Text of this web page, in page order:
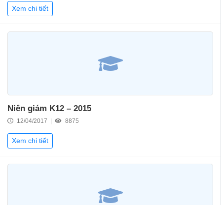
Xem chi tiết
Niên giám K12 – 2015
12/04/2017 | 8875
Xem chi tiết